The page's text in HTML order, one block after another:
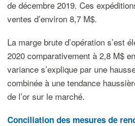
de décembre 2019. Ces
ventes d’environ 8,7 M$.
La marge brute d’opération s’est
2020 comparativement à 2,8 M$
variance s’explique par une
combinée à une tendance
de l’or sur le marché.
Conciliation des mesures de